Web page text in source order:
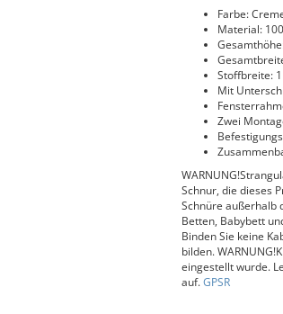
Farbe:
Material:
Stoffbreite:
Mit
Zwei
Schnur, die dieses
Schnüre außerhalb
Betten, Babybett
Binden Sie keine
bilden.
eingestellt wurde.
auf.GPSR